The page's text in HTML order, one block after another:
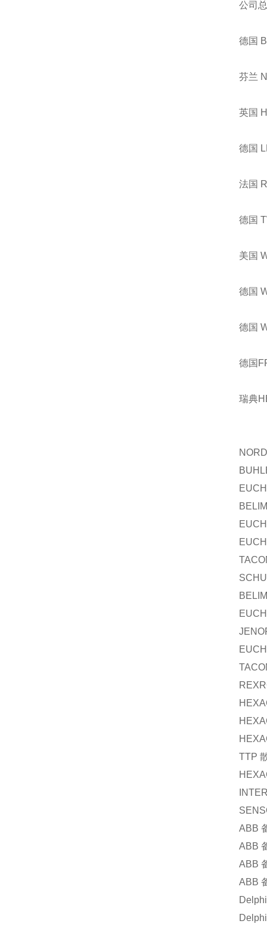
公司
德国
芬兰
英国
德国
法国
德国
美国
德国
德国
德国
瑞典
TTP
ABB
ABB
ABB
ABB
Delphi
Delphi